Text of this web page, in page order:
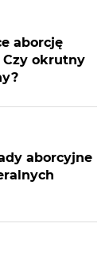
aborcję
okrutny
aborcyjne